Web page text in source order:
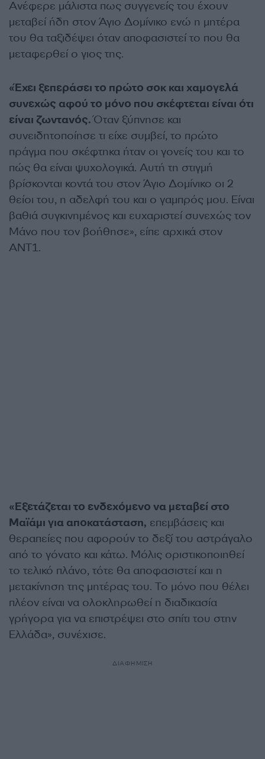
Ανέφερε μάλιστα πως συγγενείς του έχουν
μεταβεί ήδη στον Άγιο Δομίνικο ενώ η μητέρα
του θα ταξιδέψει όταν αποφασιστεί το που θα
μεταφερθεί ο γιος της.
«Έχει ξεπεράσει το πρώτο σοκ και χαμογελά
συνεχώς αφού το μόνο που σκέφτεται είναι ότι
είναι ζωντανός.Όταν ξύπνησε και
συνειδητοποίησε τι είχε συμβεί, το πρώτο
πράγμα που σκέφτηκα ήταν οι γονείς του και το
πώς θα είναι ψυχολογικά. Αυτή τη στιγμή
βρίσκονται κοντά του στον Άγιο Δομίνικο οι 2
θείοι του, η αδελφή του και ο γαμπρός μου. Είναι
βαθιά συγκινημένος και ευχαριστεί συνεχώς τον
Μάνο που τον βοήθησε», είπε αρχικά στον
ΑΝΤ1.
«Εξετάζεται το ενδεχόμενο να μεταβεί στο
Μαϊάμι για αποκατάσταση, επεμβάσεις και
θεραπείες που αφορούν το δεξί του αστράγαλο
από το γόνατο και κάτω. Μόλις οριστικοποιηθεί
το τελικό πλάνο, τότε θα αποφασιστεί και η
μετακίνηση της μητέρας του. Το μόνο που θέλει
πλέον είναι να ολοκληρωθεί η διαδικασία
γρήγορα για να επιστρέψει στο σπίτι του στην
Ελλάδα», συνέχισε.
ΔΙΑΦΗΜΙΣΗ